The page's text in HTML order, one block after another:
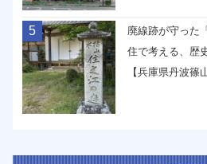
5
廃線跡が守った
住で考える、歴
【兵庫県丹波篠